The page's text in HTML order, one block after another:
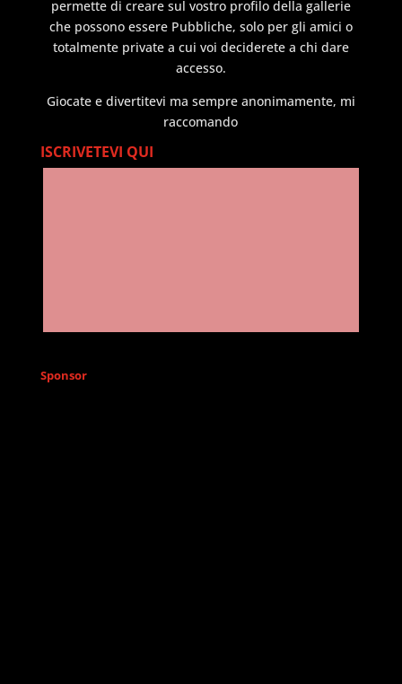
permette di creare sul vostro profilo della gallerie
che possono essere Pubbliche, solo per gli amici o
totalmente private a cui voi deciderete a chi dare
accesso.
Giocate e divertitevi ma sempre anonimamente, mi
raccomando
ISCRIVETEVI QUI
Sponsor